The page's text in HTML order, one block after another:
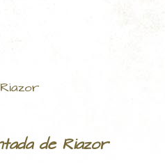
de Riazor